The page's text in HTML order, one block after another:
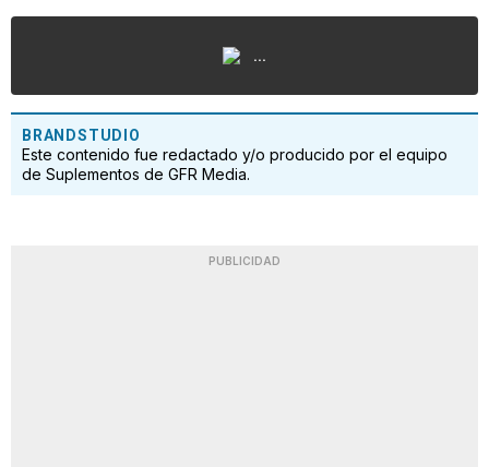
...
BRANDSTUDIO
Este contenido fue redactado y/o producido por el equipo
de Suplementos de GFR Media.
PUBLICIDAD